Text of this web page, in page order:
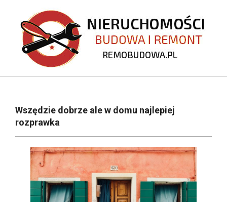
content
REMOBUDOWA.PL
NavigationWszędzie dobrze ale w domu najlepiej
rozprawka